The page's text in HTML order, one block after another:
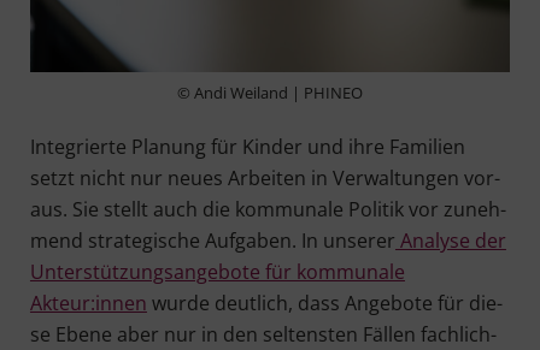
© Andi Weiland | PHINEO
Inte­grier­te Pla­nung für Kin­der und ihre Fami­li­en
setzt nicht nur neu­es Arbei­ten in Ver­wal­tun­gen vor­
aus. Sie stellt auch die kom­mu­na­le Poli­tik vor zuneh­
mend stra­te­gi­sche Auf­ga­ben. In unse­rer Ana­ly­se der
Unter­stüt­zungs­an­ge­bo­te für kom­mu­na­le
Akteur:innen wur­de deut­lich, dass Ange­bo­te für die­
se Ebe­ne aber nur in den sel­tens­ten Fäl­len fach­lich-